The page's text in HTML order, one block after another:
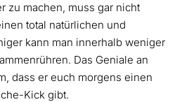
zu machen, muss gar nicht
total natürlichen und
kann man innerhalb weniger
Das Geniale an
dass er euch morgens einen
Kick gibt.